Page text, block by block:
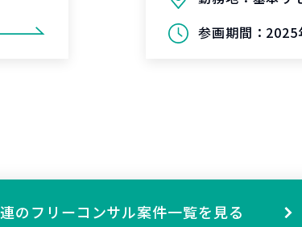
参画期間： 2025
のフリーコンサル案件一覧を見る